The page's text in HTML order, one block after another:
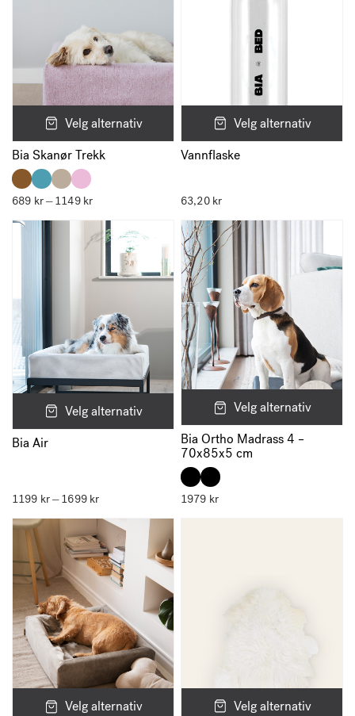
Velg alternativ
Bia Skanør Trekk
689 kr– 1149 krPrisområde:
til
1149 kr
Velg alternativ
Vannflaske
63,20 kr
Velg alternativ
Bia Air
1199 kr– 1699 krPrisområde:
til
1699 kr
Velg alternativ
Bia Ortho Madrass 4 –
70x85x5 cm
1979 kr
Velg alternativ
Velg alternativ